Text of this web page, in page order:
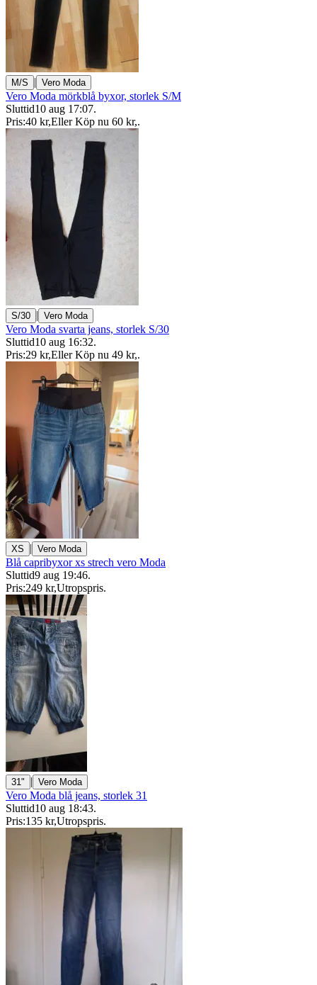
M/S | Vero Moda
Vero Moda mörkblå byxor, storlek S/M
Sluttid10 aug 17:07.
Pris:40 kr,Eller Köp nu 60 kr,.
S/30 | Vero Moda
Vero Moda svarta jeans, storlek S/30
Sluttid10 aug 16:32.
Pris:29 kr,Eller Köp nu 49 kr,.
XS | Vero Moda
Blå capribyxor xs strech vero Moda
Sluttid9 aug 19:46.
Pris:249 kr,Utropspris.
31" | Vero Moda
Vero Moda blå jeans, storlek 31
Sluttid10 aug 18:43.
Pris:135 kr,Utropspris.